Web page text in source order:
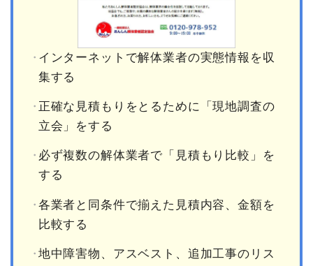
インターネットで解体業者の実態情報を収
集する
正確な見積もりをとるために「現地調査の
立会」をする
必ず複数の解体業者で「見積もり比較」を
する
各業者と同条件で揃えた見積内容、金額を
比較する
地中障害物、アスベスト、追加工事のリス